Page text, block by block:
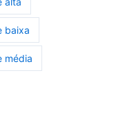
baixa
média